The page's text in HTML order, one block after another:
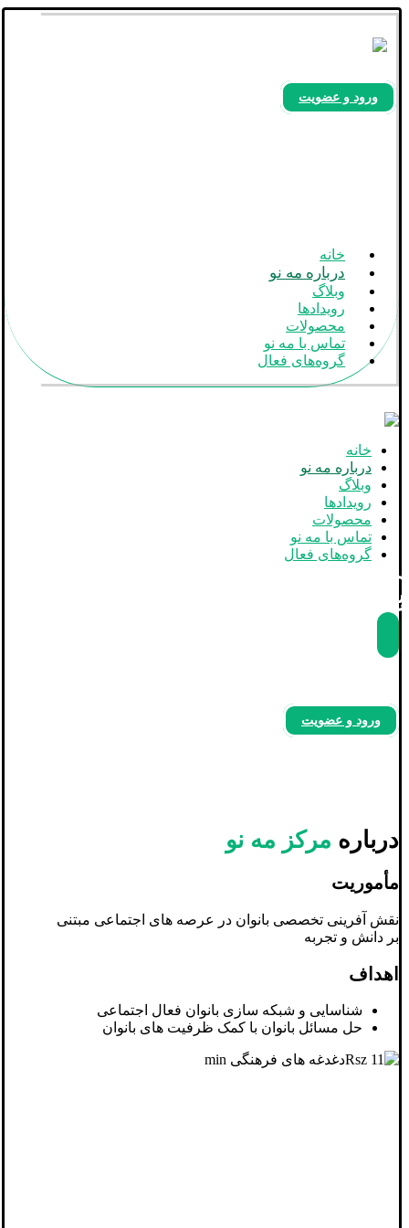
ورود و عضویت
خانه
درباره مه نو
وبلاگ
رویدادها
محصولات
تماس با مه نو
گروه‌های فعال
خانه
درباره مه نو
وبلاگ
رویدادها
محصولات
تماس با مه نو
گروه‌های فعال
بله
ورود و عضویت
درباره مرکز مه نو
مأموریت
نقش آفرینی تخصصی بانوان در عرصه های اجتماعی مبتنی
بر دانش و تجربه
اهداف
شناسایی و شبکه سازی بانوان فعال اجتماعی
حل مسائل بانوان با کمک ظرفیت های بانوان